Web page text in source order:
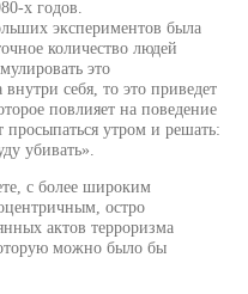
х годов.
экспериментов была
количество людей
это
себя, то это приведет
повлияет на поведение
утром и решать:
убивать».
с более широким
остро
актов терроризма
можно было бы